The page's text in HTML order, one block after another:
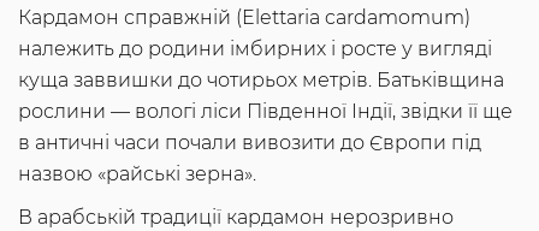
Кардамон справжній (Elettaria cardamomum)
належить до родини імбирних і росте у вигляді
куща заввишки до чотирьох метрів. Батьківщина
рослини — вологі ліси Південної Індії, звідки її ще
в античні часи почали вивозити до Європи під
назвою «райські зерна».
В арабській традиції кардамон нерозривно